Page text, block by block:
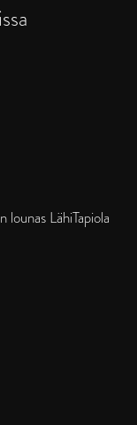
LähiTapiola